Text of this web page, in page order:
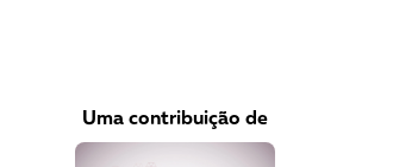
Uma contribuição de